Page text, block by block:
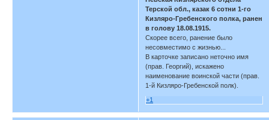
Терской обл., казак 6 сотни 1-го
Кизляро-Гребенского полка, ранен
в голову 18.08.1915.
Скорее всего, ранение было
несовместимо с жизнью...
В карточке записано неточно имя
(прав. Георгий), искажено
наименование воинской части (прав.
1-й Кизляро-Гребенской полк).
+1